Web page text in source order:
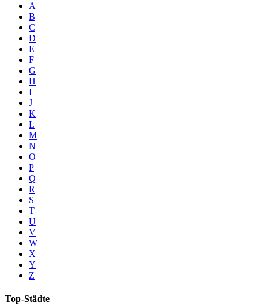
A
B
C
D
E
F
G
H
I
J
K
L
M
N
O
P
Q
R
S
T
U
V
W
X
Y
Z
Top-Städte